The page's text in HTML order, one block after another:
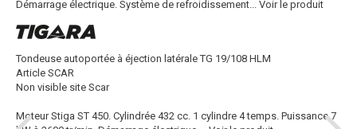
Démarrage électrique. Système de refroidissement... Voir le produit
Tondeuse autoportée à éjection latérale TG 19/108 HLM
Article SCAR
Non visible site Scar
Moteur Stiga ST 450. Cylindrée 432 cc. 1 cylindre 4 temps. Puissance 7